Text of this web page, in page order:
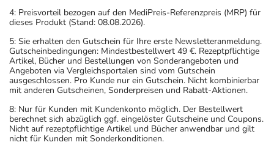
4: Preisvorteil bezogen auf den MediPreis-Referenzpreis (MRP) für
dieses Produkt (Stand: 08.08.2026).
5: Sie erhalten den Gutschein für Ihre erste Newsletteranmeldung.
Gutscheinbedingungen: Mindestbestellwert 49 €. Rezeptpflichtige
Artikel, Bücher und Bestellungen von Sonderangeboten und
Angeboten via Vergleichsportalen sind vom Gutschein
ausgeschlossen. Pro Kunde nur ein Gutschein. Nicht kombinierbar
mit anderen Gutscheinen, Sonderpreisen und Rabatt-Aktionen.
8: Nur für Kunden mit Kundenkonto möglich. Der Bestellwert
berechnet sich abzüglich ggf. eingelöster Gutscheine und Coupons.
Nicht auf rezeptpflichtige Artikel und Bücher anwendbar und gilt
nicht für Kunden mit Sonderkonditionen.